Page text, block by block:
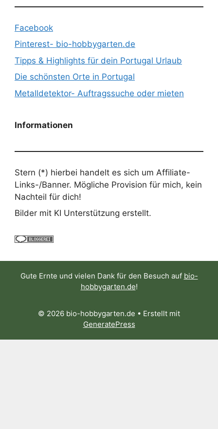
Facebook
Pinterest- bio-hobbygarten.de
Tipps & Highlights für dein Portugal Urlaub
Die schönsten Orte in Portugal
Metalldetektor- Auftragssuche oder mieten
Informationen
Stern (*) hierbei handelt es sich um Affiliate-
Links-/Banner. Mögliche Provision für mich, kein
Nachteil für dich!
Bilder mit KI Unterstützung erstellt.
Gute Ernte und vielen Dank für den Besuch auf bio-
hobbygarten.de!
© 2026 bio-hobbygarten.de • Erstellt mit
GeneratePress